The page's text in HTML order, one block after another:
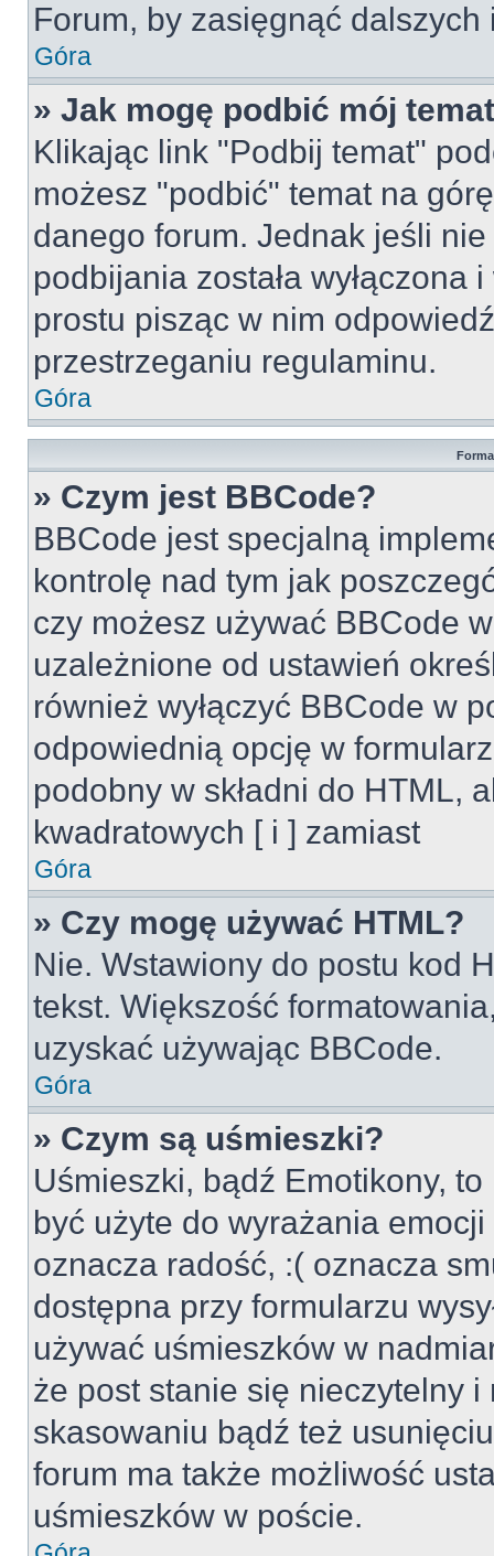
Forum, by zasięgnąć dalszych
Góra
» Jak mogę podbić mój
Klikając link "Podbij temat"
możesz "podbić" temat na
danego forum. Jednak jeśli
podbijania została
prostu pisząc w nim
przestrzeganiu regulaminu.
Góra
» Czym jest BBCode?
BBCode jest specjalną
kontrolę nad tym jak
czy możesz używać BBCode
uzależnione od ustawień
również wyłączyć BBCode w
odpowiednią opcję w
podobny w składni do HTML,
kwadratowych [ i ] zamiast
Góra
» Czy mogę używać HTML?
Nie. Wstawiony do postu kod
tekst. Większość
uzyskać używając BBCode.
Góra
» Czym są uśmieszki?
Uśmieszki, bądź Emotikony,
być użyte do wyrażania
oznacza radość, :( oznacza
dostępna przy formularzu
używać uśmieszków w
że post stanie się nieczytelny
skasowaniu bądź też
forum ma także możliwość
uśmieszków w poście.